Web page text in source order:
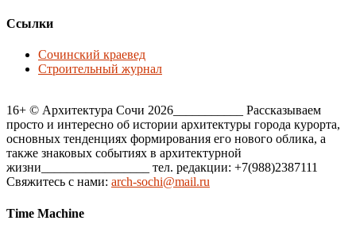
Ссылки
Сочинский краевед
Строительный журнал
16+ © Архитектура Сочи 2026___________ Рассказываем
просто и интересно об истории архитектуры города курорта,
основных тенденциях формирования его нового облика, а
также знаковых событиях в архитектурной
жизни_________________ тел. редакции: +7(988)2387111
Свяжитесь с нами: arch-sochi@mail.ru
Time Machine